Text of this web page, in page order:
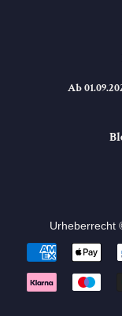
Ab
Urheberrecht